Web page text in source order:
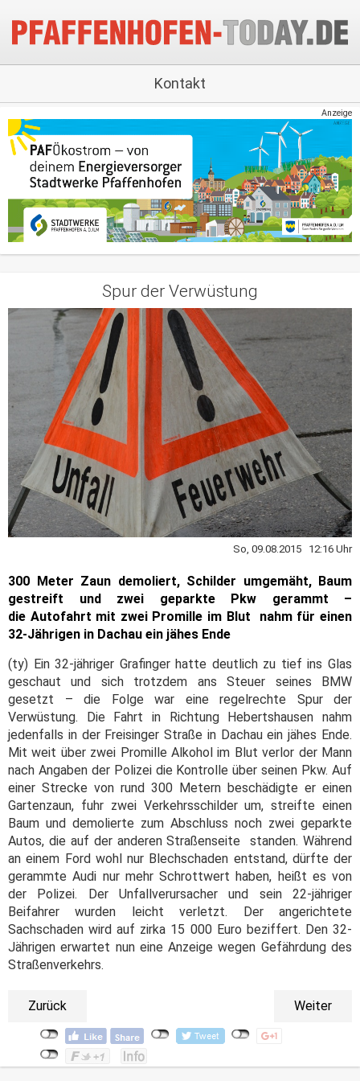
Kontakt
Anzeige
Spur der Verwüstung
So, 09.08.2015 12:16 Uhr
300 Meter Zaun demoliert, Schilder umgemäht, Baum
gestreift und zwei geparkte Pkw gerammt –
die Autofahrt mit zwei Promille im Blut nahm für einen
32-Jährigen in Dachau ein jähes Ende
(ty) Ein 32-jähriger Grafinger hatte deutlich zu tief ins Glas
geschaut und sich trotzdem ans Steuer seines BMW
gesetzt – die Folge war eine regelrechte Spur der
Verwüstung. Die Fahrt in Richtung Hebertshausen nahm
jedenfalls in der Freisinger Straße in Dachau ein jähes Ende.
Mit weit über zwei Promille Alkohol im Blut verlor der Mann
nach Angaben der Polizei die Kontrolle über seinen Pkw. Auf
einer Strecke von rund 300 Metern beschädigte er einen
Gartenzaun, fuhr zwei Verkehrsschilder um, streifte einen
Baum und demolierte zum Abschluss noch zwei geparkte
Autos, die auf der anderen Straßenseite standen. Während
an einem Ford wohl nur Blechschaden entstand, dürfte der
gerammte Audi nur mehr Schrottwert haben, heißt es von
der Polizei. Der Unfallverursacher und sein 22-jähriger
Beifahrer wurden leicht verletzt. Der angerichtete
Sachschaden wird auf zirka 15 000 Euro beziffert. Den 32-
Jährigen erwartet nun eine Anzeige wegen Gefährdung des
Straßenverkehrs.
Zurück Weiter